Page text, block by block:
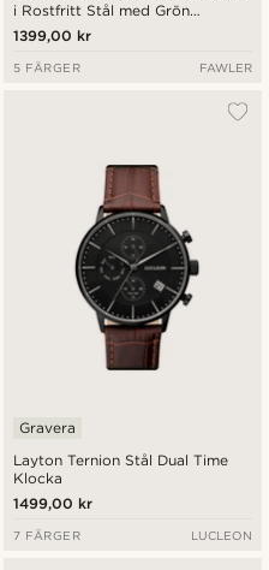
i Rostfritt Stål med Grön
Texturerad Urtavla
1399,00 kr
5 FÄRGER FAWLER
Layton Ternion Stål Dual Time
Klocka
Gravera
1499,00 kr
7 FÄRGER LUCLEON